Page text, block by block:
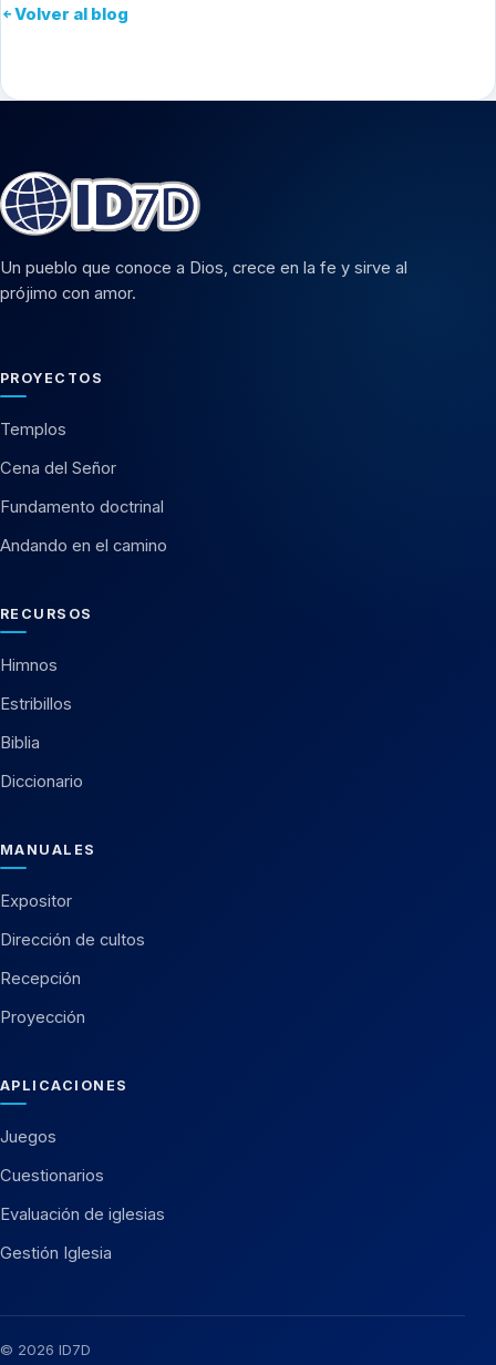
Volver al blog
Un pueblo que conoce a Dios, crece en la fe y sirve al
prójimo con amor.
PROYECTOS
Templos
Cena del Señor
Fundamento doctrinal
Andando en el camino
RECURSOS
Himnos
Estribillos
Biblia
Diccionario
MANUALES
Expositor
Dirección de cultos
Recepción
Proyección
APLICACIONES
Juegos
Cuestionarios
Evaluación de iglesias
Gestión Iglesia
© 2026 ID7D